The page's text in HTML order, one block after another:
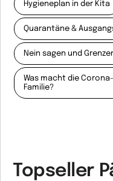
Hygieneplan in der Kita
Quarantäne &
Nein sagen und
Was macht die
Familie?
Topseller